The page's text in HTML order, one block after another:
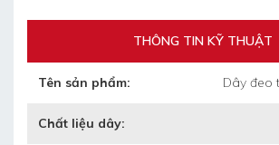
(dài/rộng/cao)THÔNG TIN KỸ THUẬT
Tên sản phẩm: Dây đeo
Chất liệu dây: